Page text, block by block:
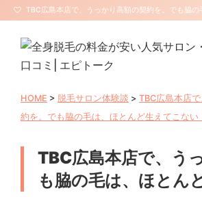
TBC広島本店で、うっかり高額の契約を。でも脇
HOME > 脱毛サロン体験談 > TBC広島本店
約を。でも脇の毛は、ほとんど生えてこない
TBC広島本店で、う
も脇の毛は、ほとん